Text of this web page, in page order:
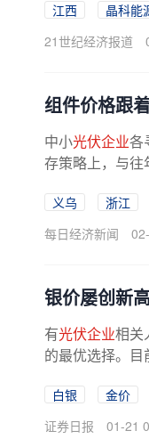
江西 晶科能
21世纪经济报道
组件价格跟
中小光伏企业各
存策略上，与往
义乌 浙江
每日经济新闻
银价屡创新
有光伏企业相关
的最优选择。
白银 金价
证券日报
01-21